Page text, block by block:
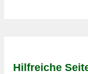
Hilfreiche